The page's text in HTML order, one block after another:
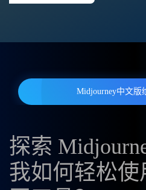
Midjourney中文版
探索
我如何轻松